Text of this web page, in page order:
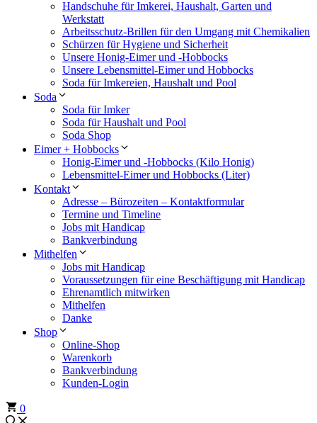
Handschuhe für Imkerei, Haushalt, Garten und
Werkstatt
Arbeitsschutz-Brillen für den Umgang mit Chemikalien
Schürzen für Hygiene und Sicherheit
Unsere Honig-Eimer und -Hobbocks
Unsere Lebensmittel-Eimer und Hobbocks
Soda für Imkereien, Haushalt und Pool
Soda
Soda für Imker
Soda für Haushalt und Pool
Soda Shop
Eimer + Hobbocks
Honig-Eimer und -Hobbocks (Kilo Honig)
Lebensmittel-Eimer und Hobbocks (Liter)
Kontakt
Adresse – Bürozeiten – Kontaktformular
Termine und Timeline
Jobs mit Handicap
Bankverbindung
Mithelfen
Jobs mit Handicap
Voraussetzungen für eine Beschäftigung mit Handicap
Ehrenamtlich mitwirken
Mithelfen
Danke
Shop
Online-Shop
Warenkorb
Bankverbindung
Kunden-Login
0